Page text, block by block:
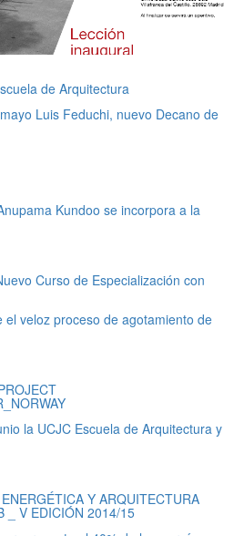
de Arquitectura
Luis Feduchi, nuevo Decano de
Kundoo se incorpora a la
Curso de Especialización con
el veloz proceso de agotamiento de
la UCJC Escuela de Arquitectura y
Y ARQUITECTURA
_ V EDICIÓN 2014/15